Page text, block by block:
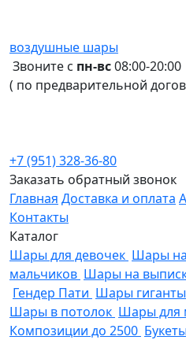
воздушные шары
Звоните с пн-вс08:00-20:00
( по предварительной
+7 (951) 328-36-80
Заказать обратный звонок
Главная Доставка и оплата
Контакты
Каталог
Шары для девочек Шары на
мальчиков Шары на
Гендер Пати Шары гиганты
Шары в потолок Шары для
Композиции до 2500